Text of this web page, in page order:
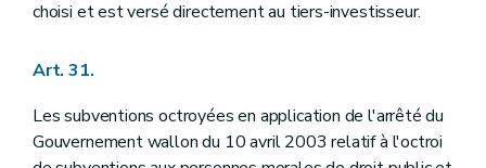
choisi et est versé directement au tiers-investisseur.
Art. 31.
Les subventions octroyées en application de l'arrêté du
Gouvernement wallon du 10 avril 2003 relatif à l'octroi